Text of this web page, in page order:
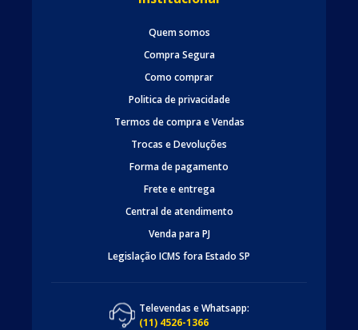
Quem somos
Compra Segura
Como comprar
Politica de privacidade
Termos de compra e Vendas
Trocas e Devoluções
Forma de pagamento
Frete e entrega
Central de atendimento
Venda para PJ
Legislação ICMS fora Estado SP
Televendas e Whatsapp:
(11) 4526-1366